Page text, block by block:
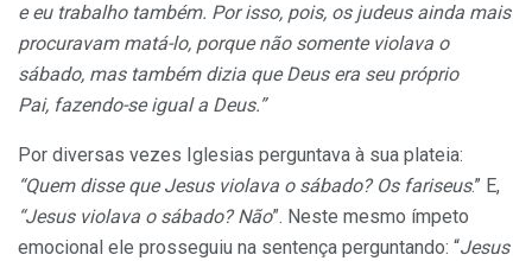
e eu trabalho também. Por isso, pois, os judeus ainda mais
procuravam matá-lo, porque não somente violava o
sábado, mas também dizia que Deus era seu próprio
Pai, fazendo-se igual a Deus.”
Por diversas vezes Iglesias perguntava à sua plateia:
“Quem disse que Jesus violava o sábado? Os fariseus.” E,
“Jesus violava o sábado? Não”. Neste mesmo ímpeto
emocional ele prosseguiu na sentença perguntando: “Jesus